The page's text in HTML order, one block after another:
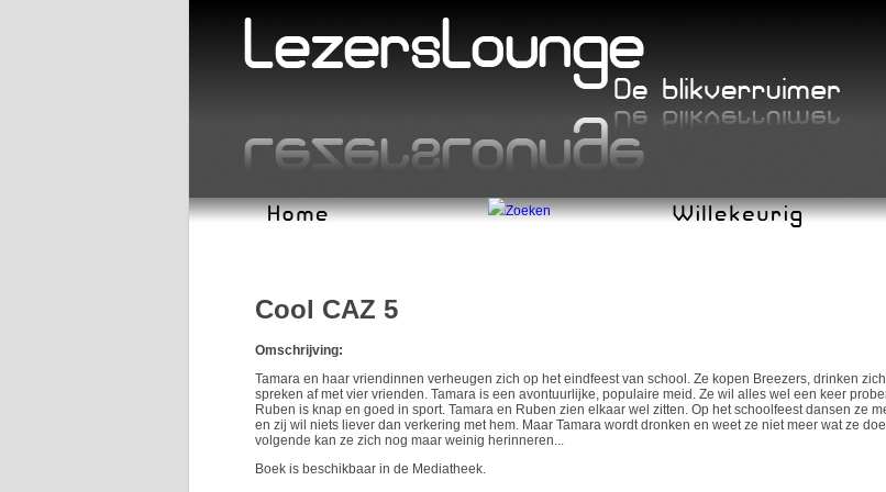
Cool CAZ 5
Omschrijving:
Tamara en haar vriendinnen verheugen zich op het eindfeest van school. Ze kopen Breezers, drinken
spreken af met vier vrienden. Tamara is een avontuurlijke, populaire meid. Ze wil alles wel een keer
Ruben is knap en goed in sport. Tamara en Ruben zien elkaar wel zitten. Op het schoolfeest dansen ze
en zij wil niets liever dan verkering met hem. Maar Tamara wordt dronken en weet ze niet meer wat ze
volgende kan ze zich nog maar weinig herinneren...
Boek is beschikbaar in de Mediatheek.